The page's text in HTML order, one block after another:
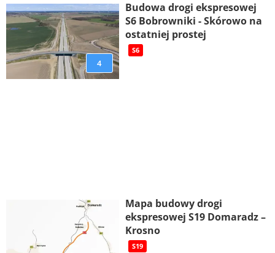
4
Budowa drogi ekspresowej
S6 Bobrowniki - Skórowo na
ostatniej prostej
S6
Mapa budowy drogi
ekspresowej S19 Domaradz –
Krosno
S19